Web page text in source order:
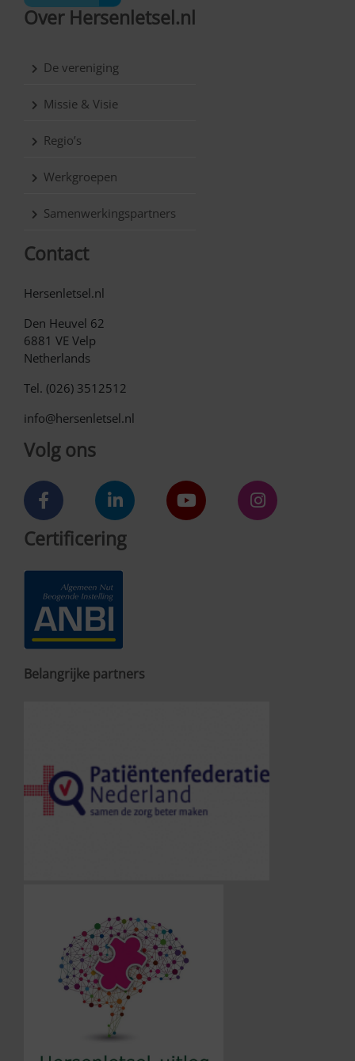
Over Hersenletsel.nl
De vereniging
Missie & Visie
Regio’s
Werkgroepen
Samenwerkingspartners
Contact
Hersenletsel.nl
Den Heuvel 62
6881 VE Velp
Netherlands
Tel. (026) 3512512
info@hersenletsel.nl
Volg ons
Certificering
Belangrijke partners